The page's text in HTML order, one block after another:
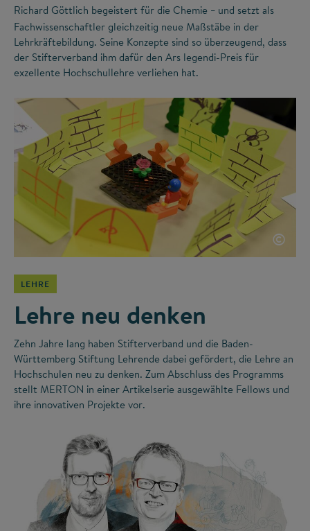
Richard Göttlich begeistert für die Chemie – und setzt als
Fachwissenschaftler gleichzeitig neue Maßstäbe in der
Lehrkräftebildung. Seine Konzepte sind so überzeugend, dass
der Stifterverband ihm dafür den Ars legendi-Preis für
exzellente Hochschullehre verliehen hat.
©
LEHRE
Lehre neu denken
Zehn Jahre lang haben Stifterverband und die Baden-
Württemberg Stiftung Lehrende dabei gefördert, die Lehre an
Hochschulen neu zu denken. Zum Abschluss des Programms
stellt MERTON in einer Artikelserie ausgewählte Fellows und
ihre innovativen Projekte vor.